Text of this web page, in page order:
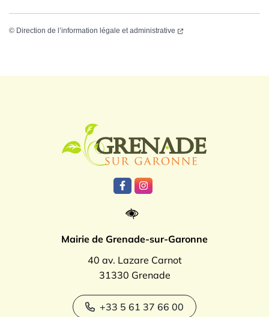
© Direction de l’information légale et administrative
Lien vers le compte Facebook
Lien vers le compte
Mairie de Grenade-sur-Garonne
40 av. Lazare Carnot
31330 Grenade
+33 5 61 37 66 00